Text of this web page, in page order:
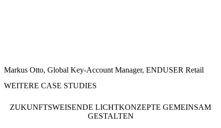
Markus Otto, Global Key-Account Manager, ENDUSER Retail
WEITERE CASE STUDIES
ZUKUNFTSWEISENDE LICHTKONZEPTE GEMEINSAM
GESTALTEN